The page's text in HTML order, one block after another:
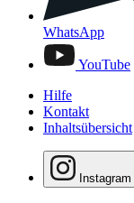
WhatsApp
YouTube
Hilfe
Kontakt
Inhaltsübersicht
Instagram